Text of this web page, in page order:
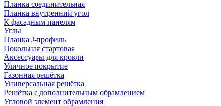
Планка соединительная
Планка внутренний угол
К фасадным панелям
Углы
Планка J-профиль
Цокольная стартовая
Аксессуары для кровли
Уличное покрытие
Газонная решётка
Универсальная решётка
Решётка с дополнительным обрамлением
Угловой элемент обрамления